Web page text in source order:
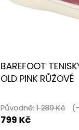
BAREFOOT
OLD PINK RŮŽOVÉ
Původně: 1 289 Kč
799 Kč